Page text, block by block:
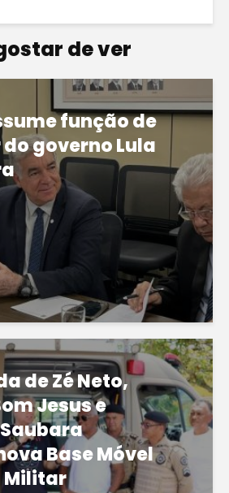
de ver
função de
governo Lula
de Zé Neto,
Jesus e
Base Móvel
Militar